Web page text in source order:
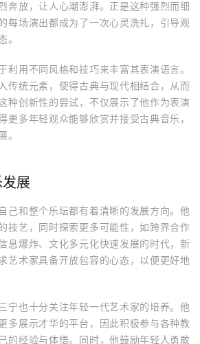
奔放，让人心潮澎湃。正是这种强烈而细
每场演出都成为了一次心灵洗礼，引导观
。
利用不同风格和技巧来丰富其表演语言。
传统元素，使得古典与现代相结合，从而
种创新性的尝试，不仅展示了他作为表演
更多年轻观众能够欣赏并接受古典音乐，
。
展
己和整个乐坛都有着清晰的发展方向。他
技艺，同时探索更多可能性，如跨界合作
息爆炸、文化多元化快速发展的时代，新
艺术家具备开放包容的心态，以便更好地
宁也十分关注年轻一代艺术家的培养。他
多展示才华的平台，因此积极参与各种教
的经验与体悟。同时，他鼓励年轻人勇敢